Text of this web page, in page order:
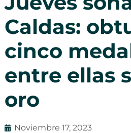
Caldas:
cinco
entre ellas
oro
Noviembre 17, 2023